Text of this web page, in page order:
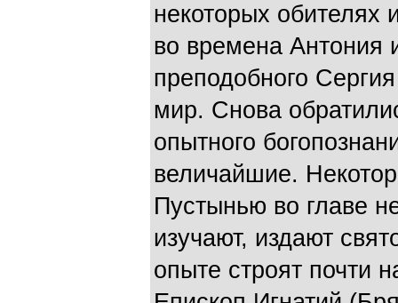
некоторых обителях
во времена Антония
преподобного
мир. Снова
опытного
величайшие.
Пустынью во главе
изучают, издают
опыте строят почти